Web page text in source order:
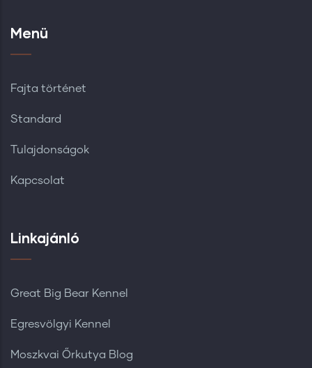
Menü
Fajta történet
Standard
Tulajdonságok
Kapcsolat
Linkajánló
Great Big Bear Kennel
Egresvölgyi Kennel
Moszkvai Őrkutya Blog